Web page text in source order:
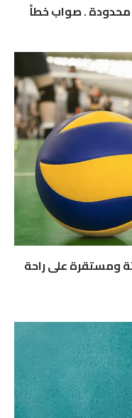
محدودة . صواب خطأ
ومستقرة على راحة